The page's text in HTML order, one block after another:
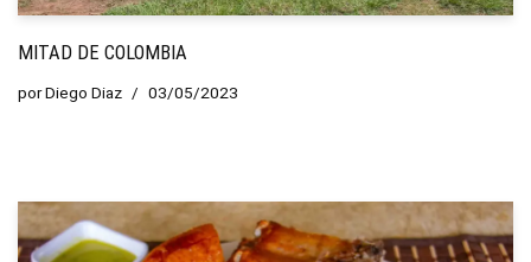
MITAD DE COLOMBIA
porDiego Diaz 03/05/2023